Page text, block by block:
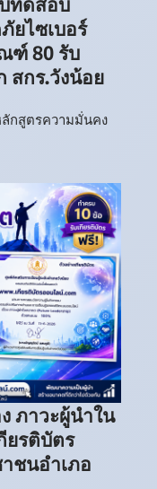
ยไซเบอร์
ฑ์ 80 รับ
สกร.วังน้อย
กสูตรความมั่นคง
ภาวะผู้นำใน
ยรติบัตร
ชนอำเภอ